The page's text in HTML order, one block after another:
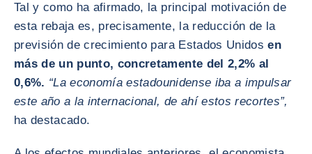
Tal y como ha afirmado, la principal motivación de
esta rebaja es, precisamente, la reducción de la
previsión de crecimiento para Estados Unidosen
más de un punto, concretamente del 2,2% al
0,6%. “La economía estadounidense iba a impulsar
este año a la internacional, de ahí estos recortes”,
ha destacado.